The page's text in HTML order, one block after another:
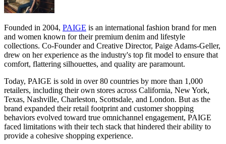
Founded in 2004, PAIGE is an international fashion brand for men
and women known for their premium denim and lifestyle
collections. Co-Founder and Creative Director, Paige Adams-Geller,
drew on her experience as the industry's top fit model to ensure that
comfort, flattering silhouettes, and quality are paramount.
Today, PAIGE is sold in over 80 countries by more than 1,000
retailers, including their own stores across California, New York,
Texas, Nashville, Charleston, Scottsdale, and London. But as the
brand expanded their retail footprint and customer shopping
behaviors evolved toward true omnichannel engagement, PAIGE
faced limitations with their tech stack that hindered their ability to
provide a cohesive shopping experience.